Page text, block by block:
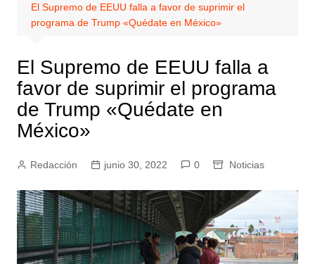
El Supremo de EEUU falla a favor de suprimir el
programa de Trump «Quédate en México»
El Supremo de EEUU falla a
favor de suprimir el programa
de Trump «Quédate en
México»
Redacción junio 30, 2022 0 Noticias